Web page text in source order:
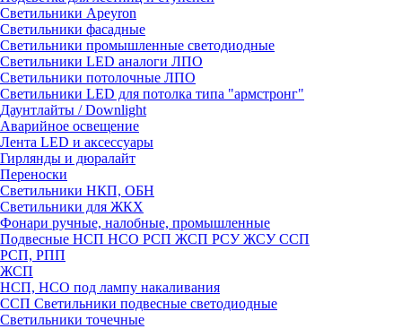
Светильники Apeyron
Светильники фасадные
Светильники промышленные светодиодные
Светильники LED аналоги ЛПО
Светильники потолочные ЛПО
Светильники LED для потолка типа "армстронг"
Даунтлайты / Downlight
Аварийное освещение
Лента LED и аксессуары
Гирлянды и дюралайт
Переноски
Светильники НКП, ОБН
Светильники для ЖКХ
Фонари ручные, налобные, промышленные
Подвесные НСП НСО РСП ЖСП РСУ ЖСУ ССП
РСП, РПП
ЖСП
НСП, НСО под лампу накаливания
ССП Светильники подвесные светодиодные
Светильники точечные